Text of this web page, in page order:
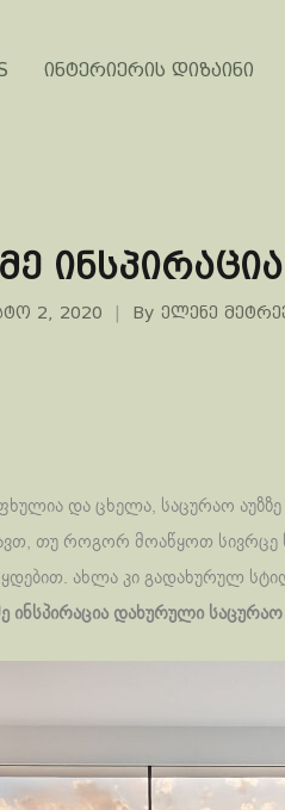
ინტერიერის დიზაინი
2, 2020 By ელენე
და ცხელა, საცურაო
თუ როგორ მოაწყოთ სივრცე
ახლა კი გადახურულ
ინსპირაცია დახურული